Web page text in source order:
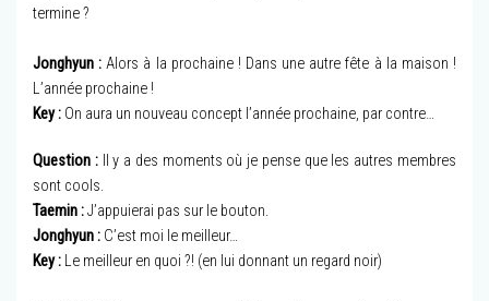
termine ?
Jonghyun :Alors à la prochaine ! Dans une autre fête à la maison !
L’année prochaine !
Key : On aura un nouveau concept l’année prochaine, par contre…
Question :
Il y a des moments où je pense que les autres membres
sont cools.
Taemin :J’appuierai pas sur le bouton.
Jonghyun : C’est moi le meilleur…
Key : Le meilleur en quoi ?! (en lui donnant un regard noir)